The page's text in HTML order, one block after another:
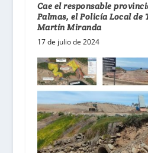
Cae el responsable
Palmas, el Policía Local de
Martín Miranda
17 de julio de 2024